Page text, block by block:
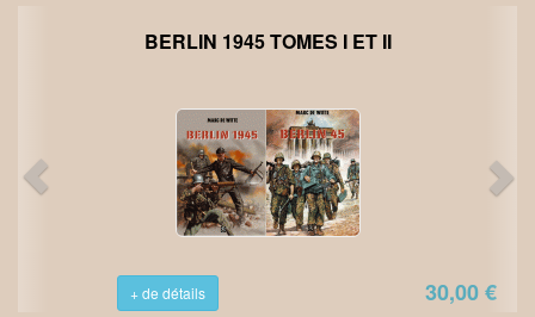
BERLIN 1945 TOMES I ET II
+ de détails 30,00 €